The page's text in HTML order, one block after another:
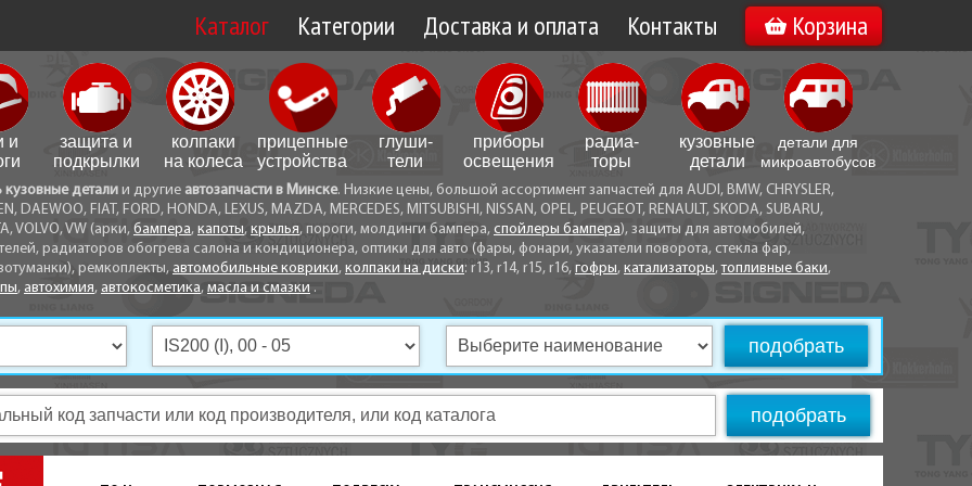
Каталог Категории Доставка и оплата
Доставка по Минску
Доставка по Беларуси
Самовывоз
Способы оплаты
Контакты
Вакансии
Корзина
и
защита и
подкрылки
колпаки
на колеса
прицепные
устройства
глуши­
тели
приборы
освещения
радиа­
торы
кузовные
детали
детали для
микро­автобусов
кузовные детали и другие автозапчасти в Минске. Низкие цены, большой ассортимент запчастей для AUDI, BMW, CHRYSLER,
DAEWOO, FIAT, FORD, HONDA, LEXUS, MAZDA, MERCEDES, MITSUBISHI, NISSAN, OPEL, PEUGEOT, RENAULT, SKODA, SUBARU,
VOLVO, VW (арки, бампера, капоты, крылья, пороги, молдинги бампера, спойлеры бампера), защиты для автомобилей,
радиаторов обогрева салона и кондиционера, оптики для авто (фары, фонари, указатели поворота, стекла фар,
ремкоплекты, автомобильные коврики, колпаки на диски: r13, r14, r15, r16, гофры, катализаторы,топливные баки,
, автохимия, автокосметика, масла и смазки .